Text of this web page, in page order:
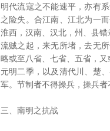
明代流寇之不能速平，亦有
之险失。合江南、江北为一
淮西，汉南、汉北，州、县
流贼之起，来无所堵，去无
略或至八省、七省、五省，
元明二季，以及清代川、楚
军。节制者不得操兵，操兵
三、南明之抗战